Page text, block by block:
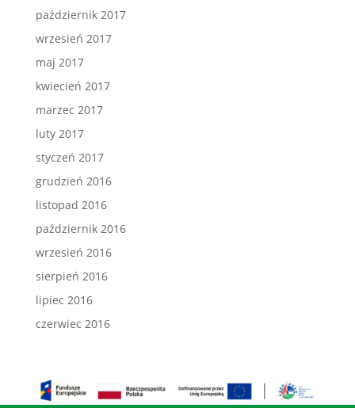
październik 2017
wrzesień 2017
maj 2017
kwiecień 2017
marzec 2017
luty 2017
styczeń 2017
grudzień 2016
listopad 2016
październik 2016
wrzesień 2016
sierpień 2016
lipiec 2016
czerwiec 2016